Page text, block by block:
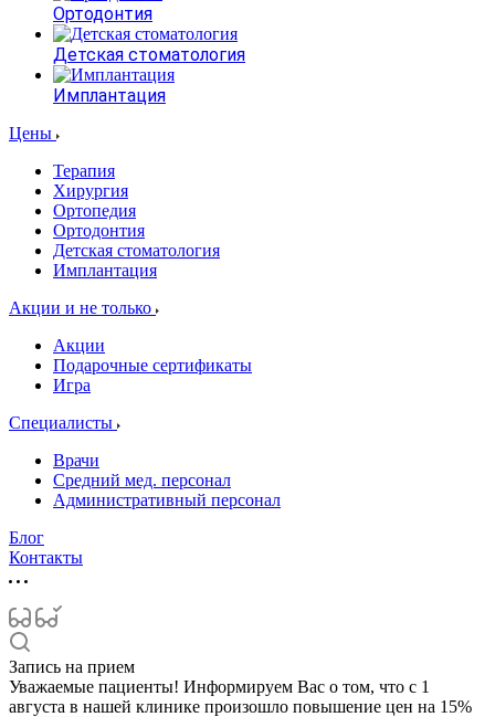
Ортодонтия
Детская стоматология
Имплантация
Цены
Терапия
Хирургия
Ортопедия
Ортодонтия
Детская стоматология
Имплантация
Акции и не только
Акции
Подарочные сертификаты
Игра
Специалисты
Врачи
Средний мед. персонал
Административный персонал
Блог
Контакты
Запись на прием
Уважаемые пациенты! Информируем Вас о том, что с 1
августа в нашей клинике произошло повышение цен на 15%